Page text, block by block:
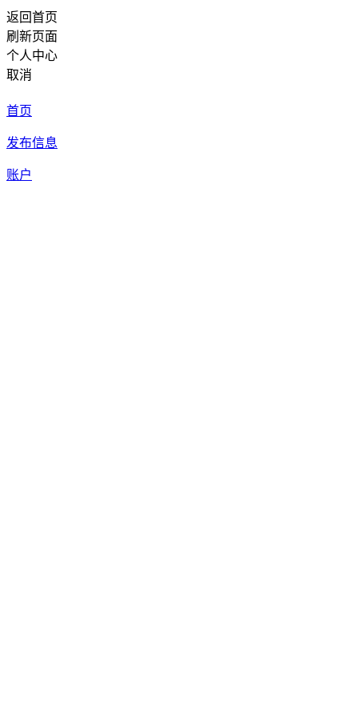
返回首页
刷新页面
个人中心
取消
首页
发布信息
账户